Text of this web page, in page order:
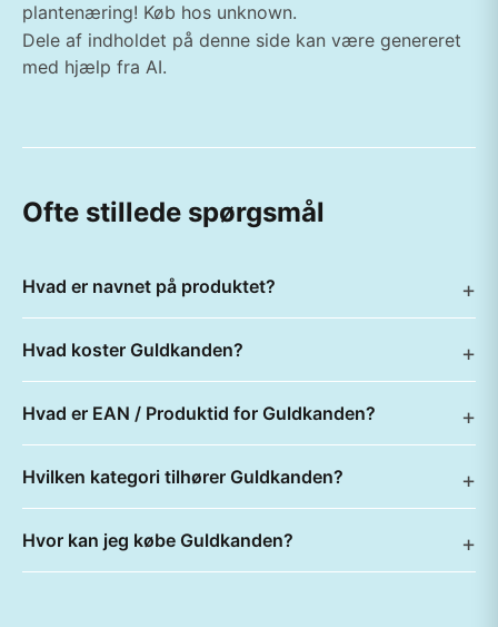
plantenæring! Køb hos unknown.
Dele af indholdet på denne side kan være genereret
med hjælp fra AI.
Ofte stillede spørgsmål
Hvad er navnet på produktet?
Hvad koster Guldkanden?
Hvad er EAN / Produktid for Guldkanden?
Hvilken kategori tilhører Guldkanden?
Hvor kan jeg købe Guldkanden?